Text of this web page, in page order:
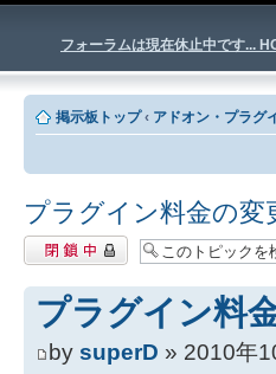
フォーラムは現在休止中です...
掲示板トップ ‹ アドオン・プラグ
プラグイン料金の変
閉鎖中トピック
プラグイン料
by superD » 2010年